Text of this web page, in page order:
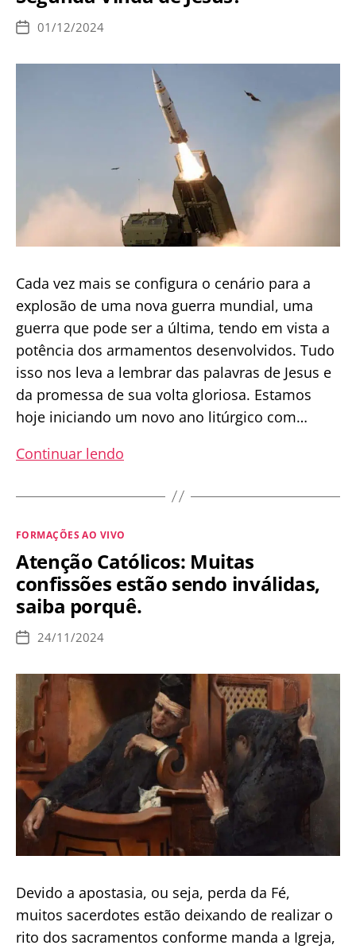
Data
publicação
01/12/2024
Cada vez mais se configura o cenário para a
explosão de uma nova guerra mundial, uma
guerra que pode ser a última, tendo em vista a
potência dos armamentos desenvolvidos. Tudo
isso nos leva a lembrar das palavras de Jesus e
da promessa de sua volta gloriosa. Estamos
hoje iniciando um novo ano litúrgico com…
Continuar lendo
prepara
terceira
guerra:
estamos
próximos
Vinda
Jesus?
Categorias
FORMAÇÕES AO VIVO
Atenção Católicos: Muitas
confissões estão sendo inválidas,
saiba porquê.
Data
publicação
24/11/2024
Devido a apostasia, ou seja, perda da Fé,
muitos sacerdotes estão deixando de realizar o
rito dos sacramentos conforme manda a Igreja,